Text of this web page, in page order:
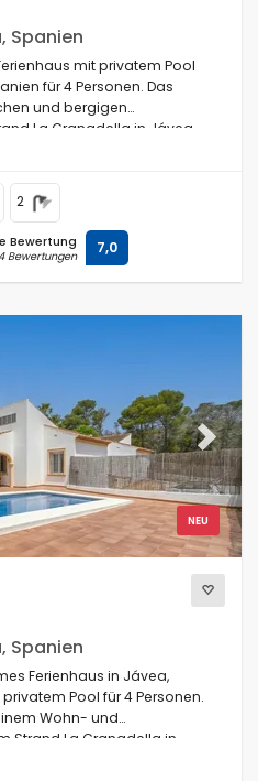
Spanien
mit privatem Pool
für 4 Personen. Das
und bergigen
La Granadella in Jávea
2
Bewertung
Bewertungen 7,0
NEU
Next
Spanien
Ferienhaus in Jávea,
Pool für 4 Personen.
Wohn- und
Strand La Granadella in